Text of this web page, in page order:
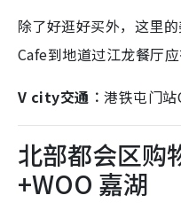
除了好逛好买外，这里
Cafe到地道过江龙餐厅应
V city交通︰港铁屯门站
北部都会区购
+WOO 嘉湖